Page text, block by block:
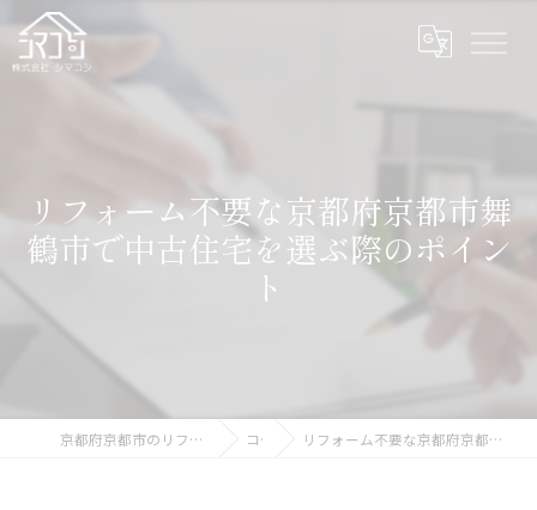
リフォーム不要な京都府京都市舞
鶴市で中古住宅を選ぶ際のポイン
ト
京都府京都市のリフォームなら株式会社シマコシ コラム リフォーム不要な京都府京都市舞鶴市で中古住宅を選ぶ際のポイント